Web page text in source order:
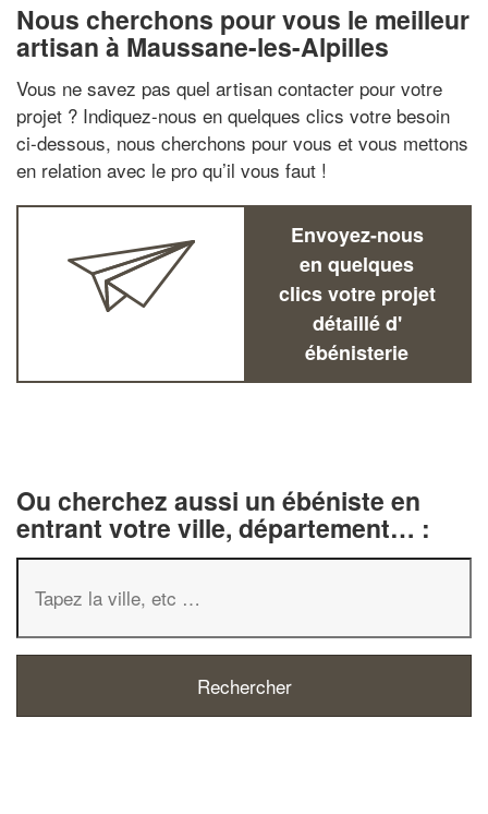
Nous cherchons pour vous le meilleur
artisan à Maussane-les-Alpilles
Vous ne savez pas quel artisan contacter pour votre
projet ? Indiquez-nous en quelques clics votre besoin
ci-dessous, nous cherchons pour vous et vous mettons
en relation avec le pro qu’il vous faut !
Envoyez-nous
en quelques
clics votre projet
détaillé d'
ébénisterie
Ou cherchez aussi un ébéniste en
entrant votre ville, département… :